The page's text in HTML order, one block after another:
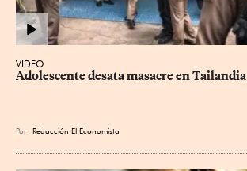
VIDEO
Adolescente desata masacre en Tailandia
Por Redacción El Economista